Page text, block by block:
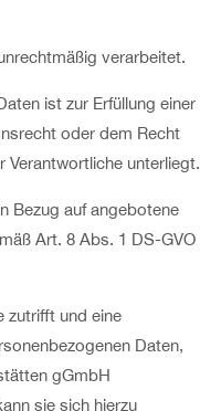
verarbeitet.
ist zur Erfüllung einer
oder dem Recht
unterliegt.
Bezug auf angebotene
Art. 8 Abs. 1 DS-GVO
zutrifft und eine
Daten,
gGmbH
sie sich hierzu